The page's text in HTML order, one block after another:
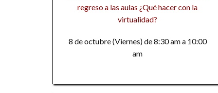
regreso a las aulas ¿Qué hacer con la
virtualidad?
8 de octubre (Viernes) de 8:30 am a 10:00
am